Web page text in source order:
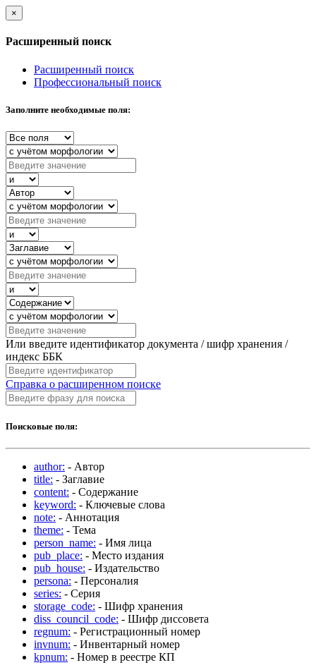
×
Расширенный поиск
Расширенный поиск
Профессиональный поиск
Заполните необходимые поля:
Или введите идентификатор документа / шифр хранения /
индекс ББК
Справка о расширенном поиске
Поисковые поля:
author: - Автор
title: - Заглавие
content: - Содержание
keyword: - Ключевые слова
note: - Аннотация
theme: - Тема
person_name: - Имя лица
pub_place: - Место издания
pub_house: - Издательство
persona: - Персоналия
series: - Серия
storage_code: - Шифр хранения
diss_council_code: - Шифр диссовета
regnum: - Регистрационный номер
invnum: - Инвентарный номер
kpnum: - Номер в реестре КП